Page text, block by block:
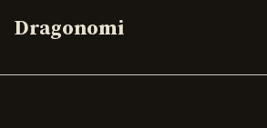
Dragonomi